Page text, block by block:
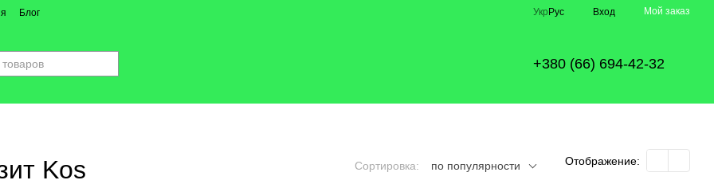
Блог Укр Рус Вход Мой заказ
+380 (66) 694-42-32
Kos Сортировка: по популярности Отображение: